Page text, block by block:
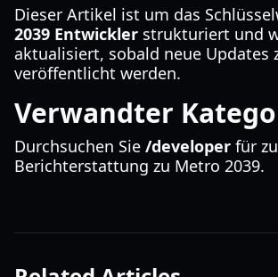
Dieser Artikel ist um das
2039 Entwickler strukturiert und
aktualisiert, sobald neue Updates
veröffentlicht werden.
Verwandter
Durchsuchen Sie /developer für
Berichterstattung zu Metro 2039.